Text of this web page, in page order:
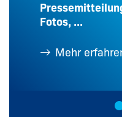
Fotos, ...
Mehr